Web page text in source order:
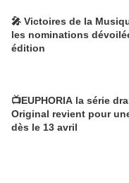
🎤 Victoires de la
les nominations
édition
📺EUPHORIA la série
Original revient pour
dès le 13 avril